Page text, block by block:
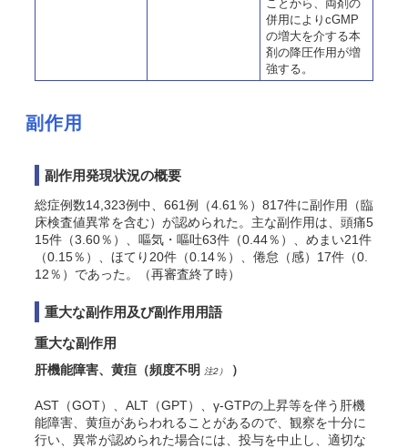
ことから、両剤の
併用によりcGMP
の増大を介する本
剤の降圧作用が増
強する。
副作用
副作用発現状況の概要
総症例数14,323例中、661例（4.61％）817件に副作用（臨
床検査値異常を含む）が認められた。主な副作用は、頭痛5
15件（3.60％）、嘔気・嘔吐63件（0.44％）、めまい21件
（0.15％）、ほてり20件（0.14％）、倦怠（感）17件（0.
12％）であった。（再審査終了時）
重大な副作用及び副作用用語
重大な副作用
肝機能障害、黄疸 （頻度不明 注2） ）
AST（GOT）、ALT（GPT）、γ-GTPの上昇等を伴う肝機
能障害、黄疸があらわれることがあるので、観察を十分に
行い、異常が認められた場合には、投与を中止し、適切な